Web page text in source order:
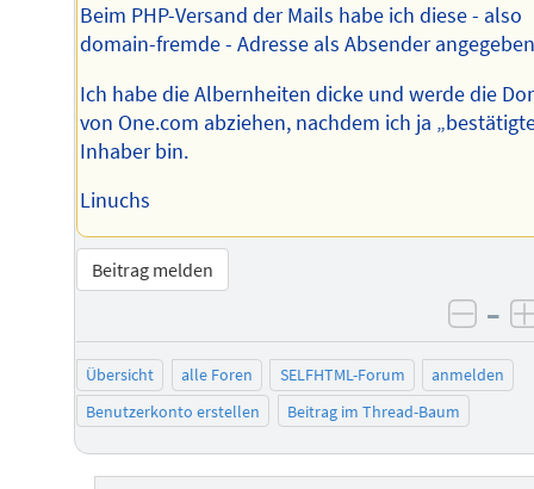
Beim PHP-Versand der Mails habe ich diese - also
domain-fremde - Adresse als Absender
Ich habe die Albernheiten dicke und werde die
von One.com abziehen, nachdem ich ja
Inhaber bin.
Linuchs
Beitrag melden
–
Übersicht alle Foren SELFHTML-Forum
anmelden
Benutzerkonto erstellen
Beitrag im Thread-Baum